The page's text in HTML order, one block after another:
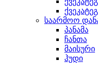
საარმოო
პანამა
ჩანთა
მაისური
ჰუდი